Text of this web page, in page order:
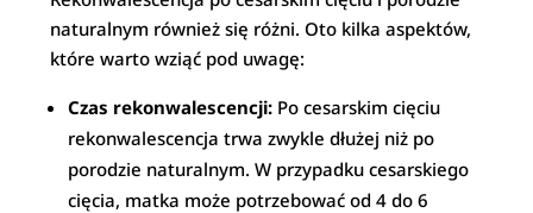
naturalnym również się różni. Oto kilka aspektów,
które warto wziąć pod uwagę:
Czas rekonwalescencji: Po cesarskim cięciu
rekonwalescencja trwa zwykle dłużej niż po
porodzie naturalnym. W przypadku cesarskiego
cięcia, matka może potrzebować od 4 do 6